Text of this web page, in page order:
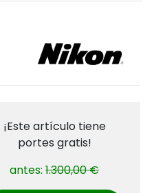
¡Este artículo tiene
portes gratis!
antes:1.300,00 €